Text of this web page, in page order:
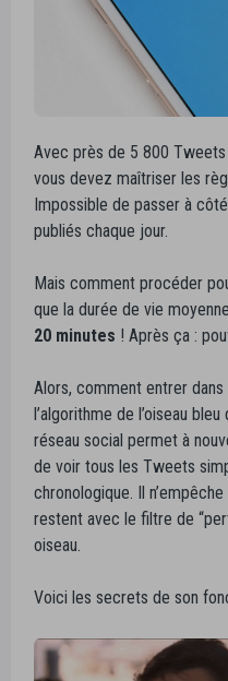
Avec près de 5 800
vous devez maîtriser les
Impossible de passer à
publiés chaque jour.
Mais comment procéder
que la durée de vie
20 minutes ! Après ça :
Alors, comment entrer
l’algorithme de l’oiseau
réseau social permet à
de voir tous les Tweets
chronologique. Il
restent avec le filtre de
oiseau.
Voici les secrets de son